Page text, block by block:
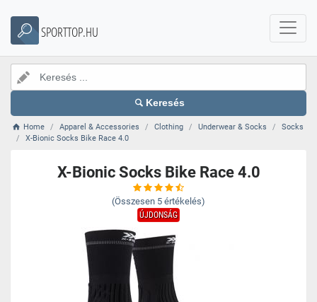
SPORTTOP.HU
Keresés
Home Apparel & Accessories Clothing Underwear & Socks
Socks
X-Bionic Socks Bike Race 4.0
X-Bionic Socks Bike Race 4.0
(Összesen 5 értékelés)
ÚJDONSÁG